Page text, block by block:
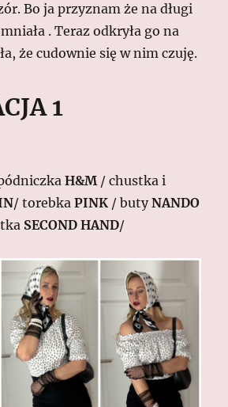
Bo ja przyznam że na długi
. Teraz odkryła go na
że cudownie się w nim czuję.
1
H&M / chustka i
/ torebkaPINK / butyNANDO
SECOND HAND/